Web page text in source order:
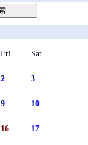
Fri Sat
2 3
9 10
16 17